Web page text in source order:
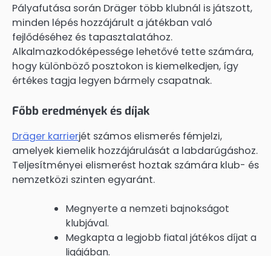
Pályafutása során Dräger több klubnál is játszott,
minden lépés hozzájárult a játékban való
fejlődéséhez és tapasztalatához.
Alkalmazkodóképessége lehetővé tette számára,
hogy különböző posztokon is kiemelkedjen, így
értékes tagja legyen bármely csapatnak.
Főbb eredmények és díjak
Dräger karrierjét számos elismerés fémjelzi,
amelyek kiemelik hozzájárulását a labdarúgáshoz.
Teljesítményei elismerést hoztak számára klub- és
nemzetközi szinten egyaránt.
Megnyerte a nemzeti bajnokságot
klubjával.
Megkapta a legjobb fiatal játékos díjat a
ligájában.